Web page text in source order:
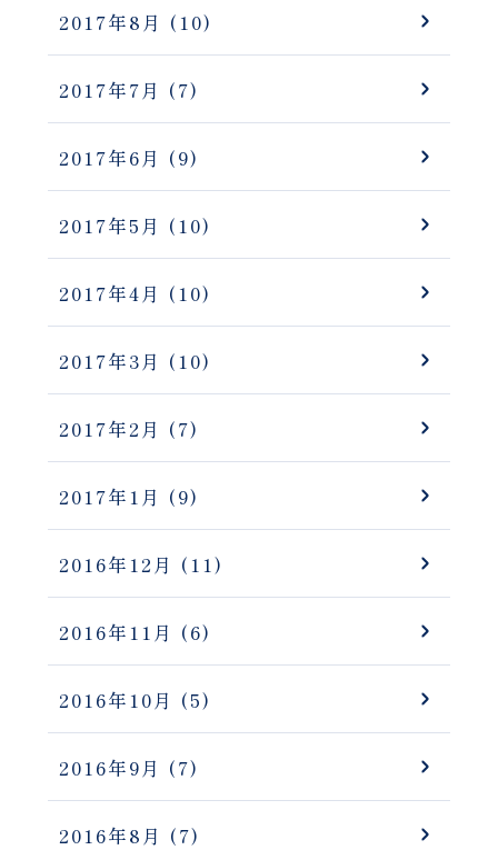
2017年8月 (10)
2017年7月 (7)
2017年6月 (9)
2017年5月 (10)
2017年4月 (10)
2017年3月 (10)
2017年2月 (7)
2017年1月 (9)
2016年12月 (11)
2016年11月 (6)
2016年10月 (5)
2016年9月 (7)
2016年8月 (7)